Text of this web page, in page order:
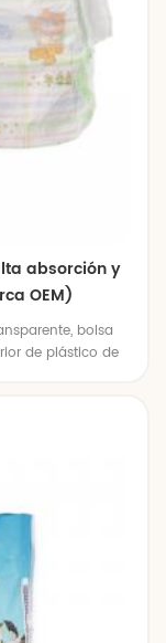
absorción y
OEM)
bolsa
de plástico de